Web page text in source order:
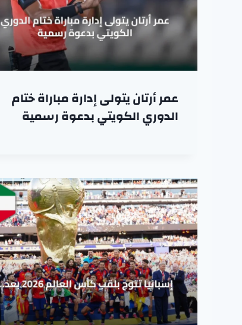
عمر أرتان يتولى إدارة مباراة ختام
الدوري الكويتي بدعوة رسمية